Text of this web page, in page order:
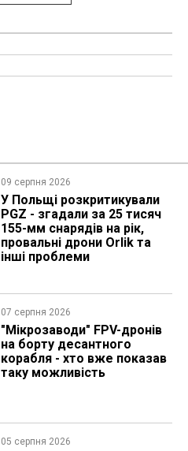
09 серпня 2026
У Польщі розкритикували
PGZ - згадали за 25 тисяч
155-мм снарядів на рік,
провальні дрони Orlik та
інші проблеми
07 серпня 2026
"Мікрозаводи" FPV-дронів
на борту десантного
корабля - хто вже показав
таку можливість
05 серпня 2026